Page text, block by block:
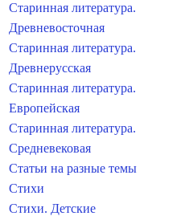
Старинная литература.
Древневосточная
Старинная литература.
Древнерусская
Старинная литература.
Европейская
Старинная литература.
Средневековая
Статьи на разные темы
Стихи
Стихи. Детские